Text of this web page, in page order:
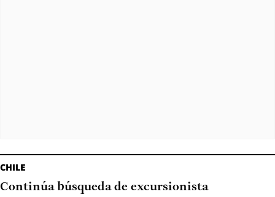
CHILE
Continúa búsqueda de excursionista